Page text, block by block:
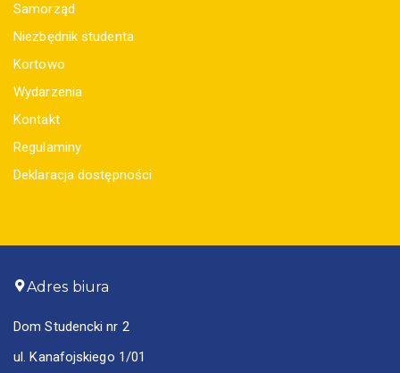
Samorząd
Niezbędnik studenta
Kortowo
Wydarzenia
Kontakt
Regulaminy
Deklaracja dostępności
Adres biura
Dom Studencki nr 2
ul. Kanafojskiego 1/01